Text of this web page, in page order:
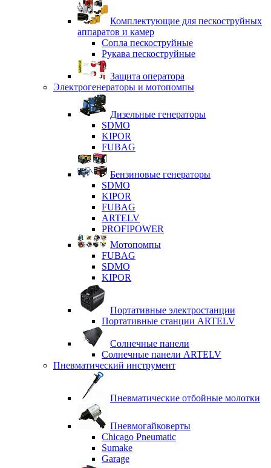
Комплектующие для пескоструйных
аппаратов и камер
Сопла пескоструйные
Рукава пескоструйные
Защита оператора
Электрогенераторы и мотопомпы
Дизельные генераторы
SDMO
KIPOR
FUBAG
Бензиновые генераторы
SDMO
KIPOR
FUBAG
ARTELV
PROFIPOWER
Мотопомпы
FUBAG
SDMO
KIPOR
Портативные электростанции
Портативные станции ARTELV
Солнечные панели
Солнечные панели ARTELV
Пневматический инструмент
Пневматические отбойные молотки
Пневмогайковерты
Chicago Pneumatic
Sumake
Garage